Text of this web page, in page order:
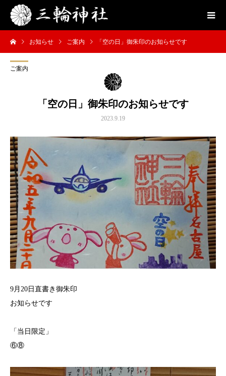
お知らせ ご案内 「空の日」御朱印のお知らせです
ご案内
「空の日」御朱印のお知らせです
2023.9.19
9月20日直書き御朱印
お知らせです
「当日限定」
⑥⑧